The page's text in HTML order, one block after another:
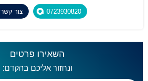
צור קשר 0723930820
השאירו פרטים
ונחזור אליכם בהקדם: